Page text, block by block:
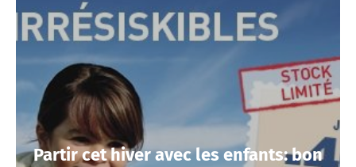
Partir cet hiver avec les enfants: bon